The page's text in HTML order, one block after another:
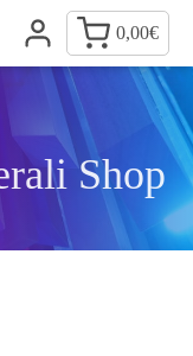
0,00€
Shop